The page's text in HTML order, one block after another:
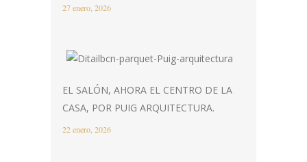
27 enero, 2026
EL SALÓN, AHORA EL CENTRO DE LA
CASA, POR PUIG ARQUITECTURA.
22 enero, 2026